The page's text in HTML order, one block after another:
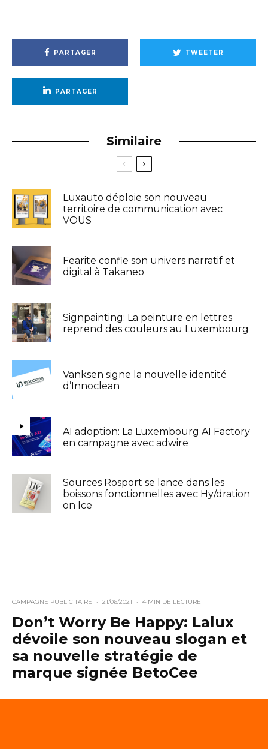
PARTAGER TWEETER
PARTAGER
Similaire
Luxauto déploie son nouveau
territoire de communication avec
VOUS
Fearite confie son univers narratif et
digital à Takaneo
Signpainting: La peinture en lettres
reprend des couleurs au Luxembourg
Vanksen signe la nouvelle identité
d’Innoclean
AI adoption: La Luxembourg AI Factory
en campagne avec adwire
Sources Rosport se lance dans les
boissons fonctionnelles avec Hy/dration
on Ice
CAMPAGNE PUBLICITAIRE · 21/06/2021 · 4 MIN DE LECTURE
Don’t Worry Be Happy: Lalux
dévoile son nouveau slogan et
sa nouvelle stratégie de
marque signée BetoCee